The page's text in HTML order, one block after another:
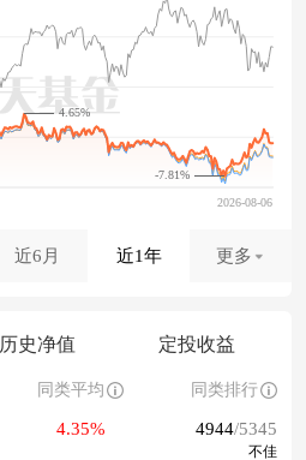
-7.81%
4.65%
近6月 近1年 更多
历史净值 定投收益
同类平均 同类排行
4.35% 4944/5345
不佳